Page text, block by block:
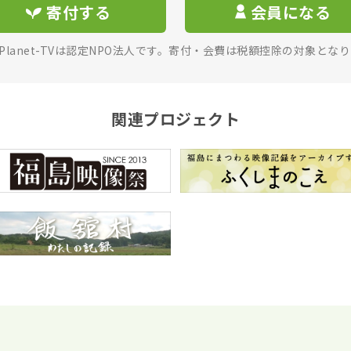
寄付する 会員になる
TVは認定NPO法人です。寄付・会費は税額控除の対象とな
関連プロジェクト